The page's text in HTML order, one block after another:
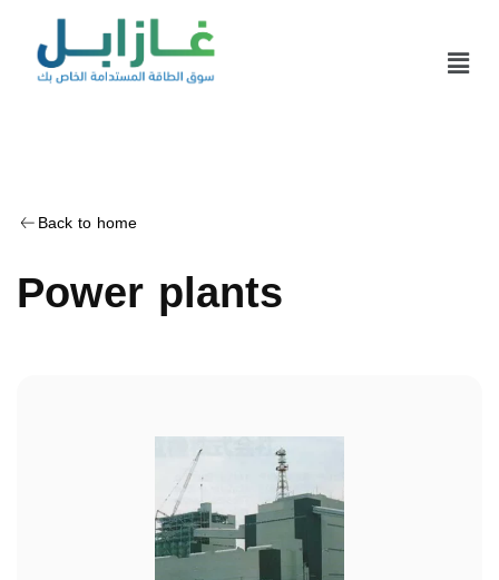
Back to home
Power plants